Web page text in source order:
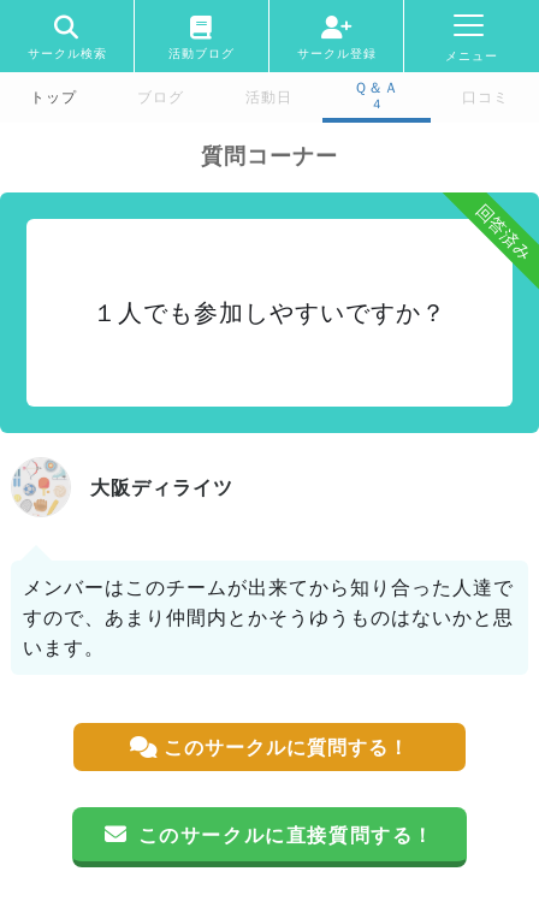
サークル検索 活動ブログ サークル登録 メニュー
トップ ブログ 活動日
Ｑ＆Ａ
4 口コミ
質問コーナー
回答済み
１人でも参加しやすいですか？
大阪ディライツ
メンバーはこのチームが出来てから知り合った人達で
すので、あまり仲間内とかそうゆうものはないかと思
います。
このサークルに質問する！
このサークルに直接質問する！